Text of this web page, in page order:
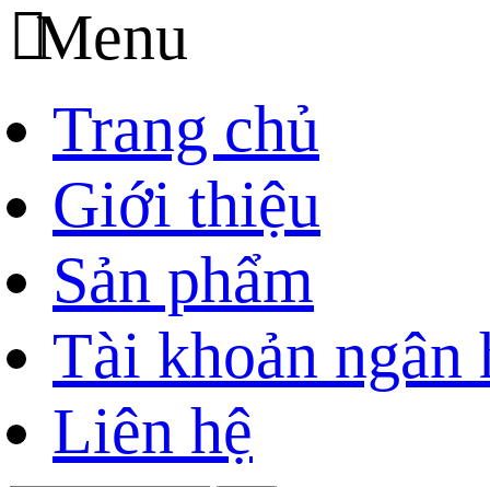
Menu
Trang chủ
Giới thiệu
Sản phẩm
Tài khoản ngân
Liên hệ